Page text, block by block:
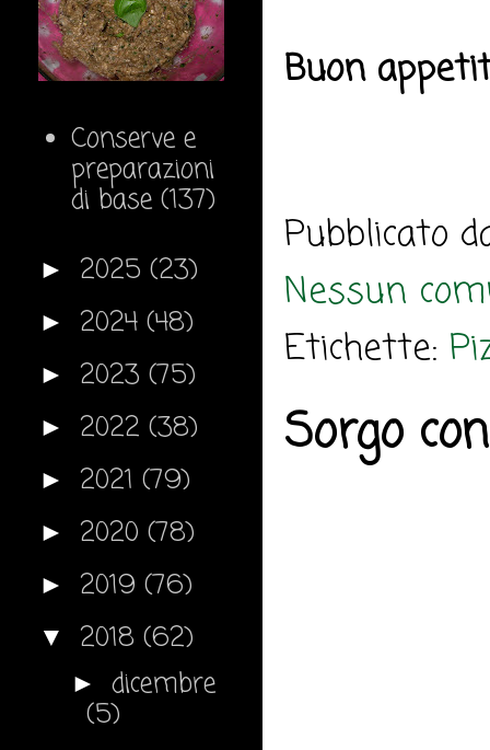
Buon
Pubblicato
Nessun
Etichette:
Sorgo
Conserve e
preparazioni
di base (137)
► 2025 (23)
► 2024 (48)
► 2023 (75)
► 2022 (38)
► 2021 (79)
► 2020 (78)
► 2019 (76)
▼ 2018 (62)
► dicembre
(5)